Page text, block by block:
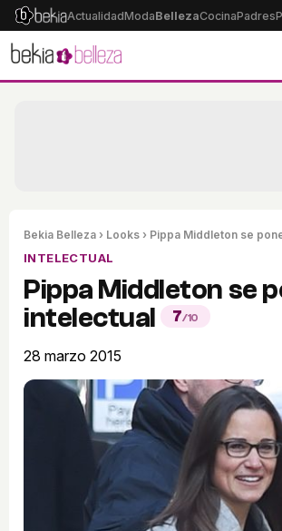
ActualidadModaBellezaCocinaPadres
Bekia Belleza › Looks › Pippa Middleton se
INTELECTUAL
Pippa Middleton se
intelectual
7/10
28 marzo 2015